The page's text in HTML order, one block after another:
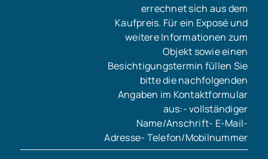
errechnet sich aus dem
Kaufpreis. Für ein Exposé und
weitere Informationen zum
Objekt sowie einen
Besichtigungstermin füllen Sie
bitte die nachfolgenden
Angaben im Kontaktformular
aus:- vollständiger
Name/Anschrift- E-Mail-
Adresse- Telefon/Mobilnummer